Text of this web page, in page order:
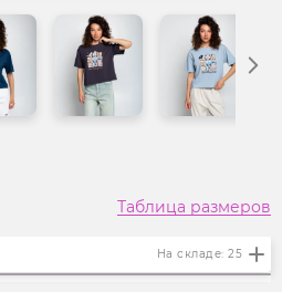
Таблица размеров
На складе: 25